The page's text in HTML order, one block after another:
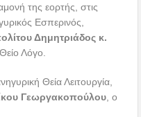
της εορτής, στις
Εσπερινός,
Δημητριάδος κ.
Λόγο.
Θεία Λειτουργία,
Γεωργακοπούλου , ο